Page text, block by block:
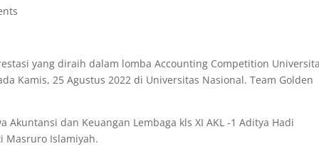
yang diraih dalam lomba Accounting Competition
Kamis, 25 Agustus 2022 di Universitas Nasional. Team Golden
Akuntansi dan Keuangan Lembaga kls XI AKL -1 Aditya Hadi
Masruro Islamiyah.